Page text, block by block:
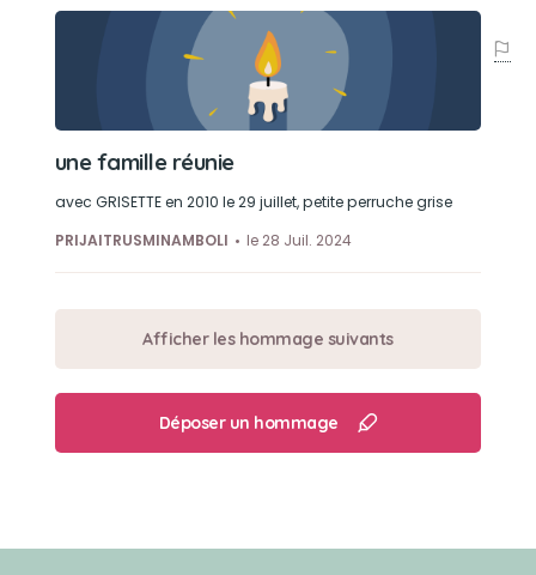
une famille réunie
avec GRISETTE en 2010 le 29 juillet, petite perruche grise
PRIJAITRUSMINAMBOLI
le 28 Juil. 2024
Afficher les hommage suivants
Déposer un hommage